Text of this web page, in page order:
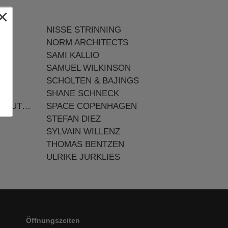
LAURENT SERIN & JAVIER GUTIERREZ CARCACHE
NISSE STRINNING
NORM ARCHITECTS
SAMI KALLIO
SAMUEL WILKINSON
SCHOLTEN & BAJINGS
SHANE SCHNECK
SPACE COPENHAGEN
STEFAN DIEZ
SYLVAIN WILLENZ
THOMAS BENTZEN
ULRIKE JURKLIES
Öffnungszeiten